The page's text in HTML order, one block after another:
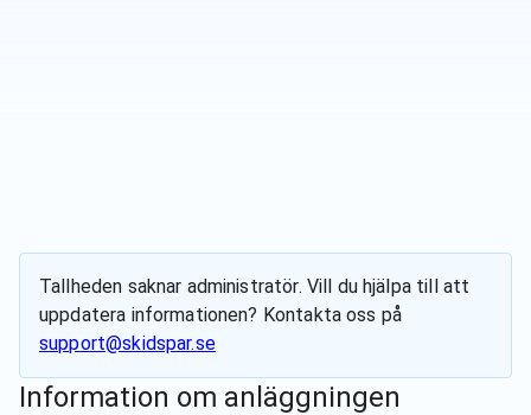
Tallheden saknar administratör. Vill du hjälpa till att
uppdatera informationen? Kontakta oss på
support@skidspar.se
Information om anläggningen